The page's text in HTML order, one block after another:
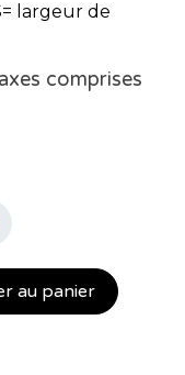
largeur de
comprises
au panier